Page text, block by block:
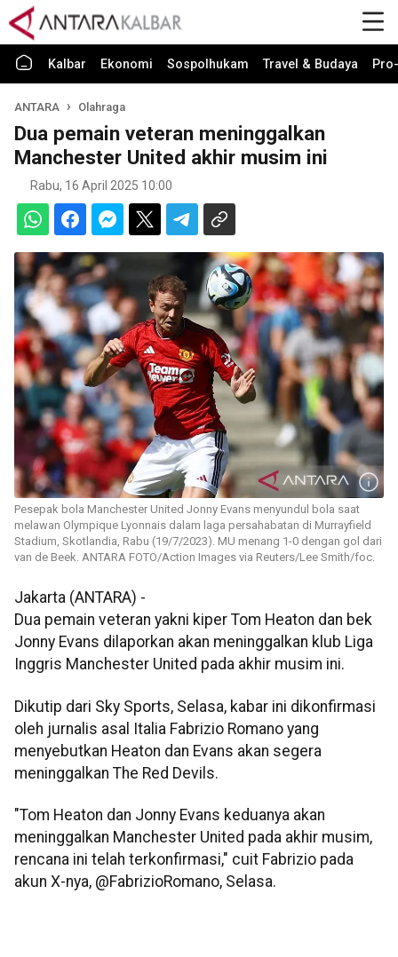
Kalbar Ekonomi Sospolhukam Travel & Budaya
ANTARA Olahraga
Dua pemain veteran meninggalkan
Manchester United akhir musim ini
Rabu, 16 April 2025 10:00
Pesepak bola Manchester United Jonny Evans menyundul bola saat
melawan Olympique Lyonnais dalam laga persahabatan di Murrayfield
Stadium, Skotlandia, Rabu (19/7/2023). MU menang 1-0 dengan gol dari
van de Beek. ANTARA FOTO/Action Images via Reuters/Lee Smith/foc.
Jakarta (ANTARA) -
Dua pemain veteran yakni kiper Tom Heaton dan bek
Jonny Evans dilaporkan akan meninggalkan klub Liga
Inggris Manchester United pada akhir musim ini.
Dikutip dari Sky Sports, Selasa, kabar ini dikonfirmasi
oleh jurnalis asal Italia Fabrizio Romano yang
menyebutkan Heaton dan Evans akan segera
meninggalkan The Red Devils.
"Tom Heaton dan Jonny Evans keduanya akan
meninggalkan Manchester United pada akhir musim,
rencana ini telah terkonfirmasi," cuit Fabrizio pada
akun X-nya, @FabrizioRomano, Selasa.